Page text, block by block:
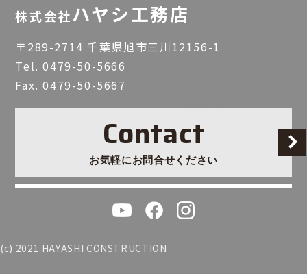
株式会社ハヤシ工務店
〒289-2714 千葉県旭市三川12156-1
Tel.0479-50-5666
Fax. 0479-50-5667
Contact
お気軽にお問合せください
(c) 2021 HAYASHI CONSTRUCTION